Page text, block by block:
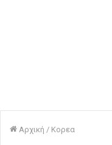
Αρχική / Κορεα